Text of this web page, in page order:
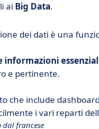
ai Big Data.
dei dati è una
informazioni
e pertinente.
che include
i vari reparti
francese